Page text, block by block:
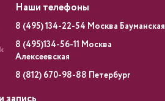
Наши телефоны
8 (495) 134-22-54 Москва Бауманская
8 (495)134-56-11 Москва
Алексеевская
8 (812) 670-98-88 Петербург